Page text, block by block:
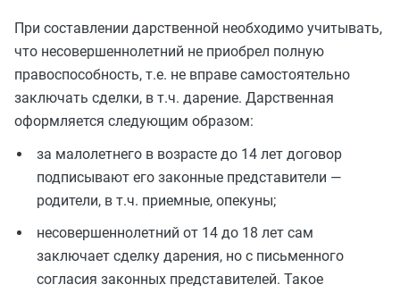
При составлении дарственной необходимо учитывать,
что несовершеннолетний не приобрел полную
правоспособность, т.е. не вправе самостоятельно
заключать сделки, в т.ч. дарение. Дарственная
оформляется следующим образом:
за малолетнего в возрасте до 14 лет договор
подписывают его законные представители —
родители, в т.ч. приемные, опекуны;
несовершеннолетний от 14 до 18 лет сам
заключает сделку дарения, но с письменного
согласия законных представителей. Такое